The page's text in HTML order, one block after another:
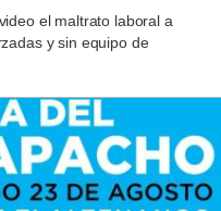
el maltrato laboral a
y sin equipo de